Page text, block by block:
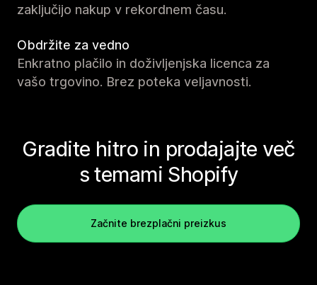
zaključijo nakup v rekordnem času.
Obdržite za vedno
Enkratno plačilo in doživljenjska licenca za
vašo trgovino. Brez poteka veljavnosti.
Gradite hitro in prodajajte več
s temami Shopify
Začnite brezplačni preizkus